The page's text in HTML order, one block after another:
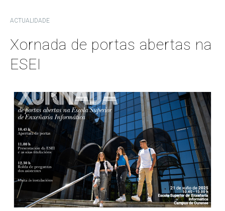
ACTUALIDADE
Xornada de portas abertas na
ESEI